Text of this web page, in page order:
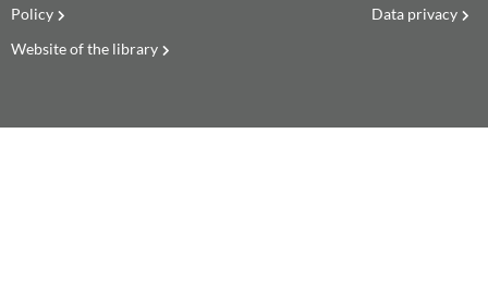
Policy
Website of the library
Data privacy